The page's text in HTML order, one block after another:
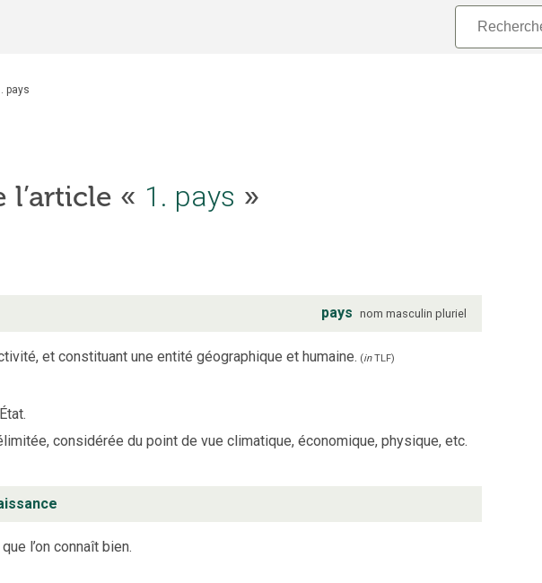
pays
l’article « 1. pays »
pays nom masculin pluriel
et constituant une entité géographique et humaine. (inTLF)
considérée du point de vue climatique, économique, physique, etc.
l’on connaît bien.